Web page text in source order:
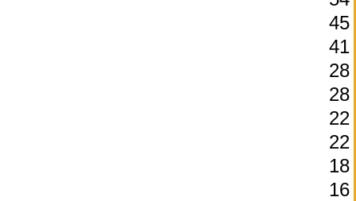
45
41
28
28
22
22
18
16